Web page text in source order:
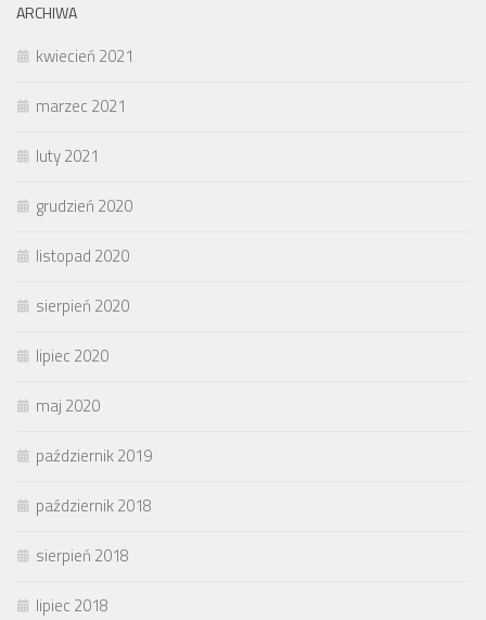
ARCHIWA
kwiecień 2021
marzec 2021
luty 2021
grudzień 2020
listopad 2020
sierpień 2020
lipiec 2020
maj 2020
październik 2019
październik 2018
sierpień 2018
lipiec 2018